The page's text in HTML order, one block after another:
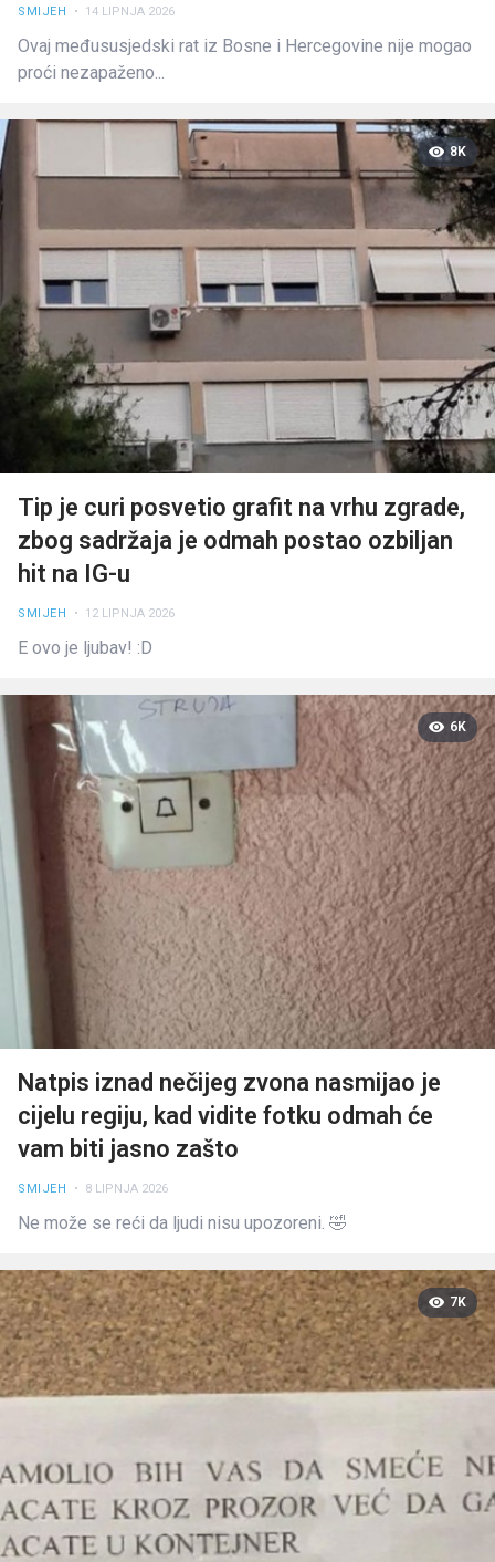
SMIJEH • 14 LIPNJA 2026
Ovaj međususjedski rat iz Bosne i Hercegovine nije mogao
proći nezapaženo...
8K
Tip je curi posvetio grafit na vrhu zgrade,
zbog sadržaja je odmah postao ozbiljan
hit na IG-u
SMIJEH • 12 LIPNJA 2026
E ovo je ljubav! :D
6K
Natpis iznad nečijeg zvona nasmijao je
cijelu regiju, kad vidite fotku odmah će
vam biti jasno zašto
SMIJEH • 8 LIPNJA 2026
Ne može se reći da ljudi nisu upozoreni. 🤣
7K